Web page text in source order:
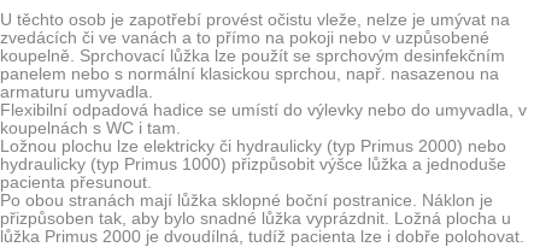
U těchto osob je zapotřebí provést očistu vleže, nelze je umývat na
zvedácích či ve vanách a to přímo na pokoji nebo v uzpůsobené
koupelně. Sprchovací lůžka lze použít se sprchovým desinfekčním
panelem nebo s normální klasickou sprchou, např. nasazenou na
armaturu umyvadla.
Flexibilní odpadová hadice se umístí do výlevky nebo do umyvadla, v
koupelnách s WC i tam.
Ložnou plochu lze elektricky či hydraulicky (typ Primus 2000) nebo
hydraulicky (typ Primus 1000) přizpůsobit výšce lůžka a jednoduše
pacienta přesunout.
Po obou stranách mají lůžka sklopné boční postranice. Náklon je
přizpůsoben tak, aby bylo snadné lůžka vyprázdnit. Ložná plocha u
lůžka Primus 2000 je dvoudílná, tudíž pacienta lze i dobře polohovat.